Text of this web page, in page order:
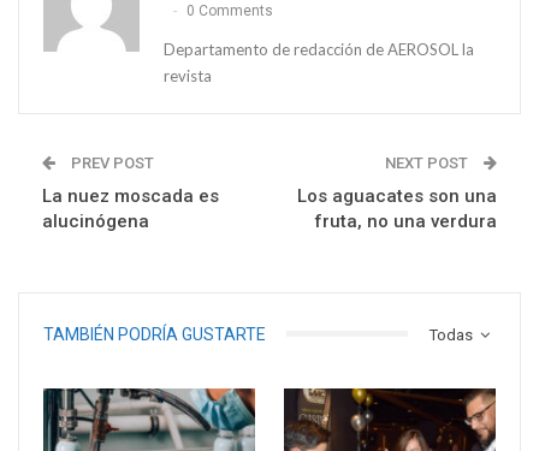
0 Comments
Departamento de redacción de AEROSOL la
revista
PREV POST
La nuez moscada es
alucinógena
NEXT POST
Los aguacates son una
fruta, no una verdura
Todas
TAMBIÉN PODRÍA GUSTARTE